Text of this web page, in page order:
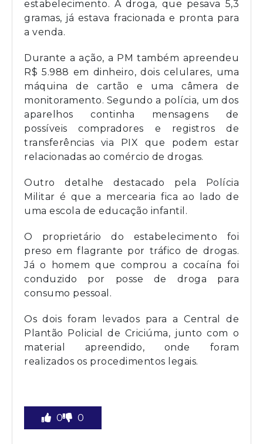
estabelecimento. A droga, que pesava 5,3
gramas, já estava fracionada e pronta para
a venda.
Durante a ação, a PM também apreendeu
R$ 5.988 em dinheiro, dois celulares, uma
máquina de cartão e uma câmera de
monitoramento. Segundo a polícia, um dos
aparelhos continha mensagens de
possíveis compradores e registros de
transferências via PIX que podem estar
relacionadas ao comércio de drogas.
Outro detalhe destacado pela Polícia
Militar é que a mercearia fica ao lado de
uma escola de educação infantil.
O proprietário do estabelecimento foi
preso em flagrante por tráfico de drogas.
Já o homem que comprou a cocaína foi
conduzido por posse de droga para
consumo pessoal.
Os dois foram levados para a Central de
Plantão Policial de Criciúma, junto com o
material apreendido, onde foram
realizados os procedimentos legais.
0 0